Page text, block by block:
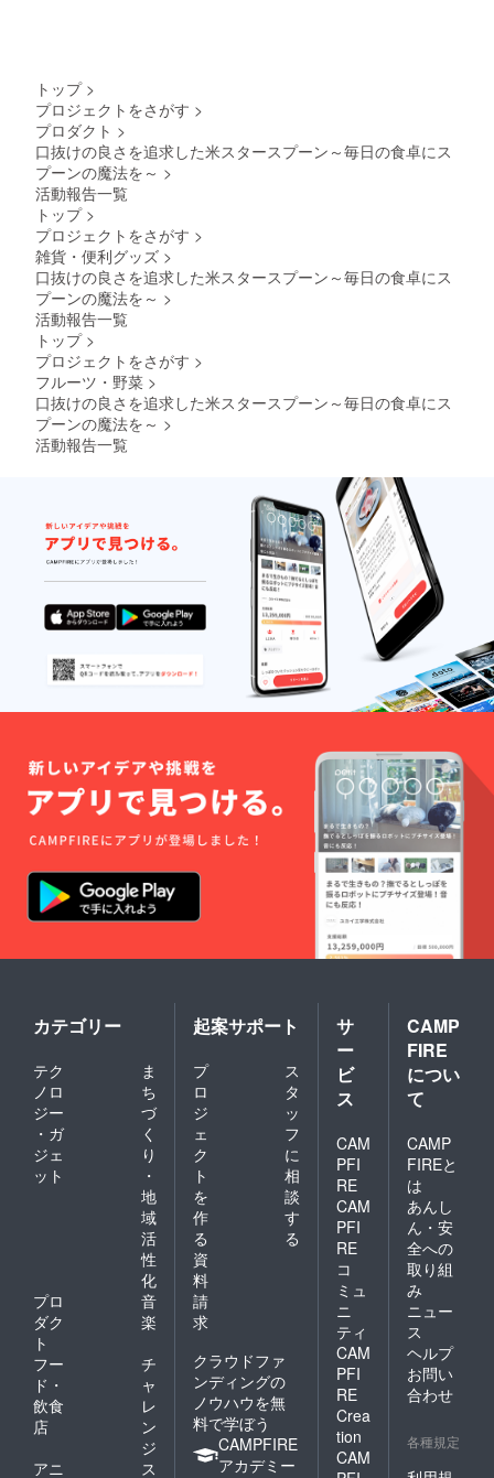
品開封
前には
たラベ
ルや注
トップ >
プロジェクトをさがす >
プロダクト >
口抜けの良さを追求した米スタースプーン～毎日の食卓にス
プーンの魔法を～​ >
活動報告一覧
トップ >
プロジェクトをさがす >
雑貨・便利グッズ >
口抜けの良さを追求した米スタースプーン～毎日の食卓にス
プーンの魔法を～​ >
活動報告一覧
トップ >
プロジェクトをさがす >
フルーツ・野菜 >
口抜けの良さを追求した米スタースプーン～毎日の食卓にス
プーンの魔法を～​ >
活動報告一覧
カテゴリー
テク
ノロ
ジー
・ガ
ジェ
ット
ま
ち
づ
く
り
・
地
域
活
性
化
プロ
ダク
ト
音
楽
フー
ド・
飲食
店
チ
ャ
レ
ン
ジ
アニ
ス
起案サポート
プ
ロ
ジ
ェ
ク
ト
を
作
る
ス
タ
ッ
フ
に
相
談
す
る
資
料
請
求
クラウドファ
ンディングの
ノウハウを無
料で学ぼう
CAMPFIRE
アカデミー
サ
ー
ビ
ス
CAM
PFI
RE
CAM
PFI
RE
コ
ミュ
ニ
ティ
CAM
PFI
RE
Crea
tion
CAM
CAMP
FIRE
につい
て
CAMP
FIREと
は
あんし
ん・安
全への
取り組
み
ニュー
ス
ヘルプ
お問い
合わせ
各種規定